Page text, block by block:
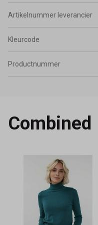
Artikelnummer leverancier
Kleurcode
Productnummer
Combined